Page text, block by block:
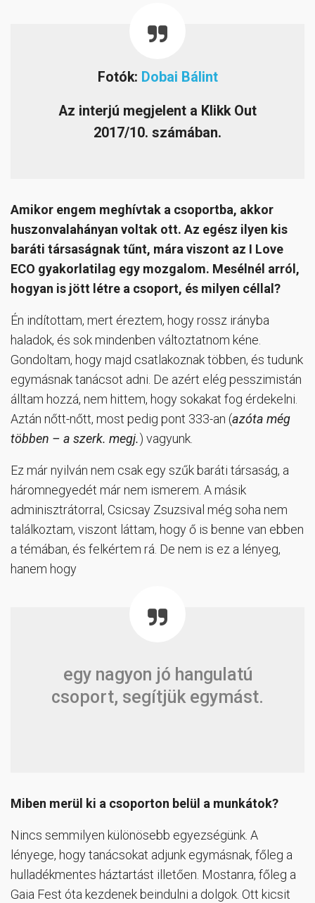
Fotók: Dobai Bálint
Az interjú megjelent a Klikk Out
2017/10. számában.
Amikor engem meghívtak a csoportba, akkor
huszonvalahányan voltak ott. Az egész ilyen kis
baráti társaságnak tűnt, mára viszont az I Love
ECO gyakorlatilag egy mozgalom. Mesélnél arról,
hogyan is jött létre a csoport, és milyen céllal?
Én indítottam, mert éreztem, hogy rossz irányba
haladok, és sok mindenben változtatnom kéne.
Gondoltam, hogy majd csatlakoznak többen, és tudunk
egymásnak tanácsot adni. De azért elég pesszimistán
álltam hozzá, nem hittem, hogy sokakat fog érdekelni.
Aztán nőtt-nőtt, most pedig pont 333-an (azóta még
többen – a szerk. megj.) vagyunk.
Ez már nyilván nem csak egy szűk baráti társaság, a
háromnegyedét már nem ismerem. A másik
adminisztrátorral, Csicsay Zsuzsival még soha nem
találkoztam, viszont láttam, hogy ő is benne van ebben
a témában, és felkértem rá. De nem is ez a lényeg,
hanem hogy
egy nagyon jó hangulatú
csoport, segítjük egymást.
Miben merül ki a csoporton belül a munkátok?
Nincs semmilyen különösebb egyezségünk. A
lényege, hogy tanácsokat adjunk egymásnak, főleg a
hulladékmentes háztartást illetően. Mostanra, főleg a
Gaia Fest óta kezdenek beindulni a dolgok. Ott kicsit